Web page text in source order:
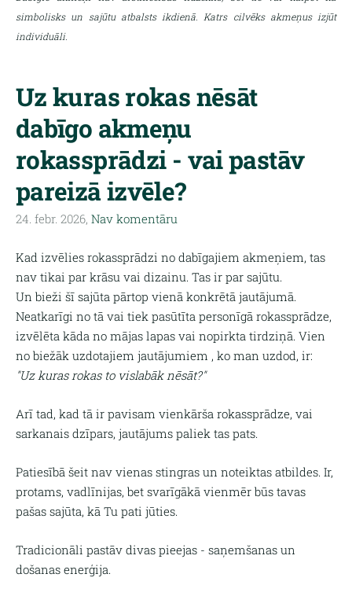
simbolisks un sajūtu atbalsts ikdienā. Katrs cilvēks akmeņus izjūt
individuāli.
Uz kuras rokas nēsāt
dabīgo akmeņu
rokassprādzi - vai pastāv
pareizā izvēle?
24. febr. 2026, Nav komentāru
Kad izvēlies rokassprādzi no dabīgajiem akmeņiem, tas
nav tikai par krāsu vai dizainu. Tas ir par sajūtu.
Un bieži šī sajūta pārtop vienā konkrētā jautājumā.
Neatkarīgi no tā vai tiek pasūtīta personīgā rokassprādze,
izvēlēta kāda no mājas lapas vai nopirkta tirdziņā. Vien
no biežāk uzdotajiem jautājumiem , ko man uzdod, ir:
"Uz kuras rokas to vislabāk nēsāt?"
Arī tad, kad tā ir pavisam vienkārša rokassprādze, vai
sarkanais dzīpars, jautājums paliek tas pats.
Patiesībā šeit nav vienas stingras un noteiktas atbildes. Ir,
protams, vadlīnijas, bet svarīgākā vienmēr būs tavas
pašas sajūta, kā Tu pati jūties.
Tradicionāli pastāv divas pieejas - saņemšanas un
došanas enerģija.